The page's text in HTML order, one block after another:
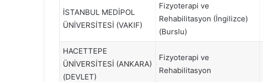
İSTANBUL MEDİPOL
ÜNİVERSİTESİ (VAKIF)
Fizyoterapi ve
Rehabilitasyon (İngilizce)
(Burslu)
HACETTEPE
ÜNİVERSİTESİ (ANKARA)
(DEVLET)
Fizyoterapi ve
Rehabilitasyon